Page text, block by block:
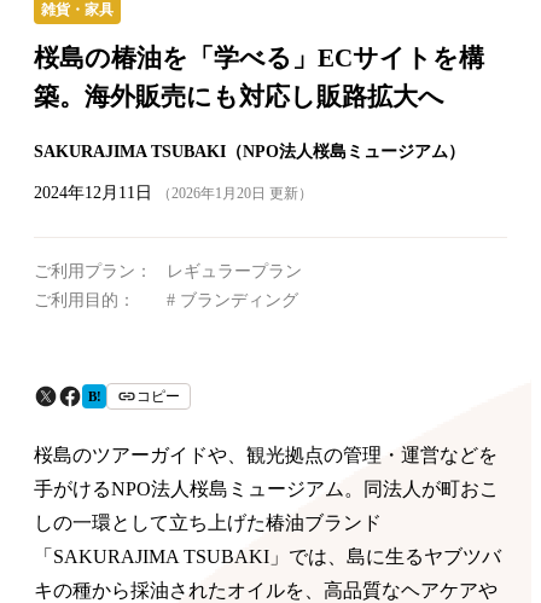
雑貨・家具
桜島の椿油を「学べる」ECサイトを構
築。海外販売にも対応し販路拡大へ
SAKURAJIMA TSUBAKI（NPO法人桜島ミュージアム）
2024年12月11日 （2026年1月20日 更新）
ご利用プラン：
レギュラープラン
ご利用目的：
ブランディング
B! コピー
桜島のツアーガイドや、観光拠点の管理・運営などを
手がけるNPO法人桜島ミュージアム。同法人が町おこ
しの一環として立ち上げた椿油ブランド
「SAKURAJIMA TSUBAKI」では、島に生るヤブツバ
キの種から採油されたオイルを、高品質なヘアケアや